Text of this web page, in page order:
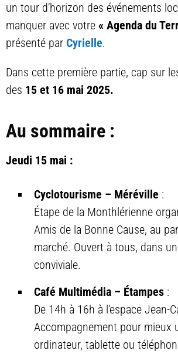
un tour d’horizon des événements
manquer avec votre « Agenda du
présenté par Cyrielle.
Dans cette première partie, cap sur
des 15 et 16 mai 2025.
Au sommaire :
Jeudi 15 mai :
Cyclotourisme – Méréville :
Étape de la Monthlérienne
Amis de la Bonne Cause, au
marché. Ouvert à tous, dans
conviviale.
Café Multimédia – Étampes :
De 14h à 16h à l’espace Jean-
Accompagnement pour mieux
ordinateur, tablette ou